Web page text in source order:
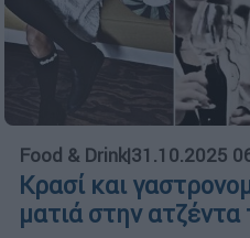
Food & Drink|31.10.2025
Κρασί και
ματιά στην